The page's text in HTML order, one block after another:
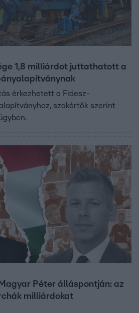
1,8 milliárdot juttathatott a
érkezhetett a Fidesz-
szakértők szerint
Péter álláspontján: az
milliárdokat